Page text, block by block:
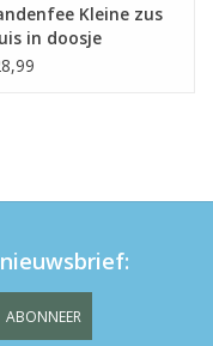
Kleine zus
in doosje
ABONNEER